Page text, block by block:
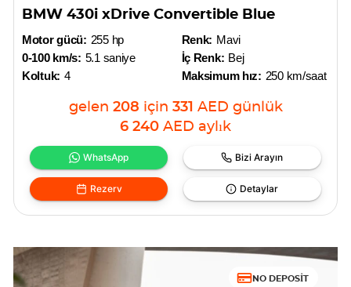
BMW 430i xDrive Convertible Blue
Motor gücü: 255 hp
0-100 km/s: 5.1 saniye
Koltuk: 4
Renk: Mavi
İç Renk: Bej
Maksimum hız: 250 km/saat
gelen 208 için 331 AED günlük
6 240 AED aylık
WhatsApp Bizi Arayın
Rezerv Detaylar
NO DEPOSIT